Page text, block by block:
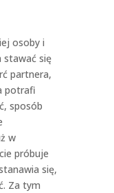
osoby i
stawać się
partnera,
potrafi
sposób
w
próbuje
się,
Za tym